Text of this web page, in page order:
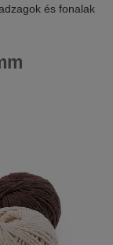
és fonalak